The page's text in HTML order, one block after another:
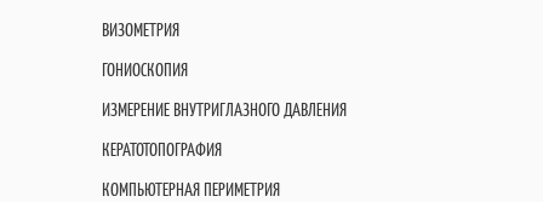
ВИЗОМЕТРИЯ
ГОНИОСКОПИЯ
ИЗМЕРЕНИЕ ВНУТРИГЛАЗНОГО ДАВЛЕНИЯ
КЕРАТОТОПОГРАФИЯ
КОМПЬЮТЕРНАЯ ПЕРИМЕТРИЯ